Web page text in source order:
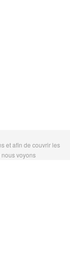
et afin de couvrir les
voyons